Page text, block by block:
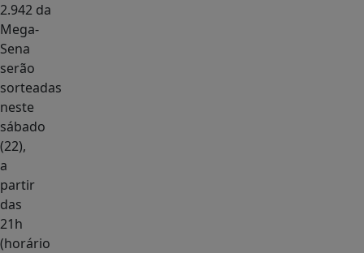
2.942 da
Mega-
Sena
serão
sorteadas
neste
sábado
(22),
a
partir
das
21h
(horário